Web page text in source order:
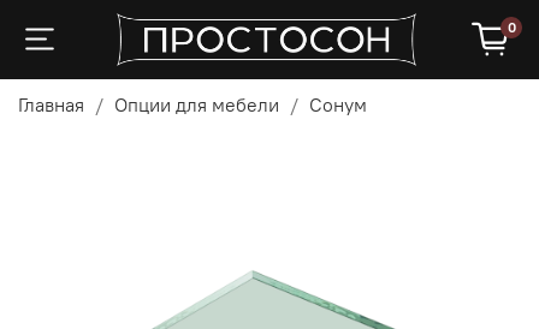
0
Главная Опции для мебели Сонум